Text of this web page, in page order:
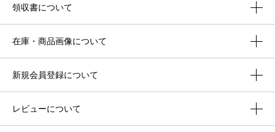
領収書について
在庫・商品画像について
新規会員登録について
レビューについて